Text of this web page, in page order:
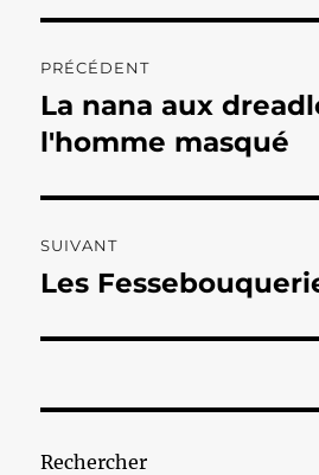
de
l’article
PRÉCÉDENT
Publication
précédente :
La nana aux
l'homme masqué
SUIVANT
Publication
Les
Rechercher